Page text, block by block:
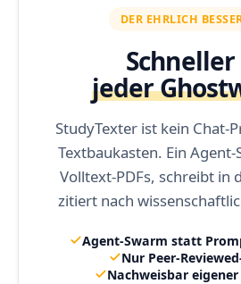
DER EHRLICH
Schneller
jeder
StudyTexter ist kein Chat-
Textbaukasten. Ein
Volltext-PDFs, schreibt in
zitiert nach
Agent-Swarm statt
Nur Peer-
Nachweisbar